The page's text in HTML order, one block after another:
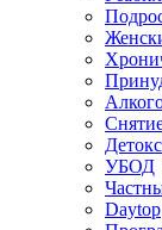
УБОД
Daytop